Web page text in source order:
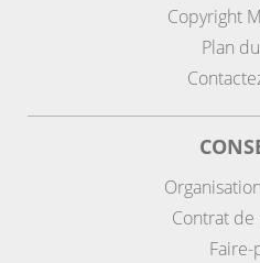
Copyright
Plan
Contrat de
Faire-